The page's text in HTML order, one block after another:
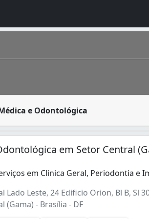
e Odontológica
todas as idades e de muitas
em Setor Central
em Clinica Geral, Periodontia e
Lado Leste, 24 Edificio Orion, Bl B, Sl
(Gama) - Brasília - DF